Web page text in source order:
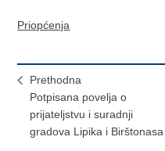
Priopćenja
Prethodna
Potpisana povelja o
prijateljstvu i suradnji
gradova Lipika i Birštonasa